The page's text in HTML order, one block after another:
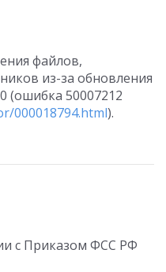
файлов,
из-за обновления
(ошибка 50007212
000018794.html).
с Приказом ФСС РФ